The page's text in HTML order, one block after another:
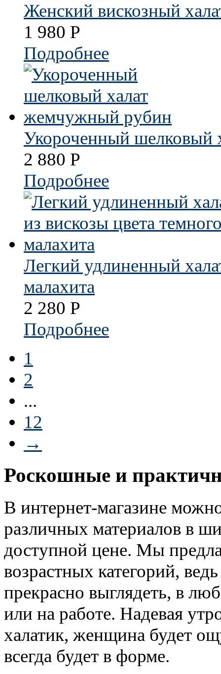
Женский вискозный
1 980 Р
Подробнее
Укороченный шелковый
2 880 Р
Подробнее
Легкий удлиненный
малахита
2 280 Р
Подробнее
1
2
...
12
→
Роскошные и
В интернет-магазине
различных материалов в
доступной цене. Мы
возрастных категорий,
прекрасно выглядеть, в
или на работе. Надевая
халатик, женщина будет
всегда будет в форме.